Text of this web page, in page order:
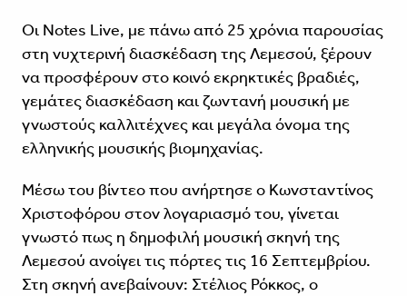
Οι Notes Live, με πάνω από 25 χρόνια παρουσίας
στη νυχτερινή διασκέδαση της Λεμεσού, ξέρουν
να προσφέρουν στο κοινό εκρηκτικές βραδιές,
γεμάτες διασκέδαση και ζωντανή μουσική με
γνωστούς καλλιτέχνες και μεγάλα όνομα της
ελληνικής μουσικής βιομηχανίας.
Μέσω του βίντεο που ανήρτησε ο Κωνσταντίνος
Χριστοφόρου στον λογαριασμό του, γίνεται
γνωστό πως η δημοφιλή μουσική σκηνή της
Λεμεσού ανοίγει τις πόρτες τις 16 Σεπτεμβρίου.
Στη σκηνή ανεβαίνουν: Στέλιος Ρόκκος, ο